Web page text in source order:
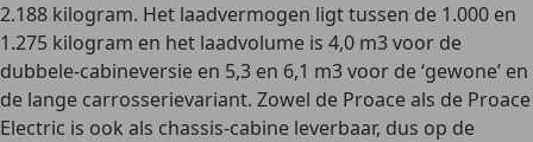
2.188 kilogram. Het laadvermogen ligt tussen de 1.000 en
1.275 kilogram en het laadvolume is 4,0 m3 voor de
dubbele-cabineversie en 5,3 en 6,1 m3 voor de ‘gewone’ en
de lange carrosserievariant. Zowel de Proace als de Proace
Electric is ook als chassis-cabine leverbaar, dus op de